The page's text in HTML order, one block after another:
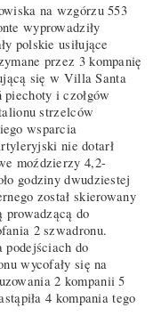
na wzgórzu 553
wyprowadziły
polskie usiłujące
przez 3 kompanię
się w Villa Santa
i czołgów
strzelców
wsparcia
nie dotarł
moździerzy 4,2-
godziny dwudziestej
został skierowany
do
2 szwadronu.
podejściach do
wycofały się na
2 kompanii 5
4 kompania tego